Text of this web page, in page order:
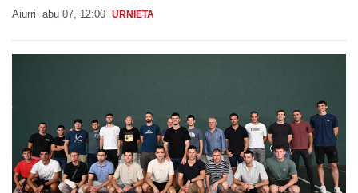
Aiurri abu 07, 12:00 URNIETA